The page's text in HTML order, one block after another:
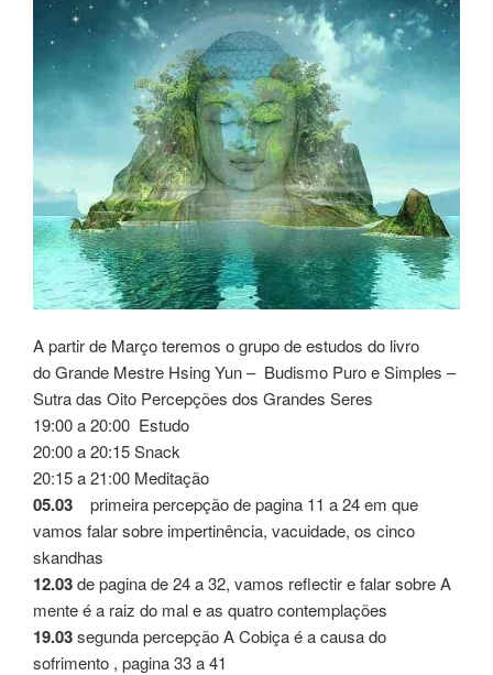
A partir de Março teremos o grupo de estudos do livro
do Grande Mestre Hsing Yun – Budismo Puro e Simples –
Sutra das Oito Percepções dos Grandes Seres
19:00 a 20:00 Estudo
20:00 a 20:15 Snack
20:15 a 21:00 Meditação
05.03 primeira percepção de pagina 11 a 24 em que
vamos falar sobre impertinência, vacuidade, os cinco
skandhas
12.03de pagina de 24 a 32, vamos reflectir e falar sobre A
mente é a raiz do mal e as quatro contemplações
19.03segunda percepção A Cobiça é a causa do
sofrimento , pagina 33 a 41